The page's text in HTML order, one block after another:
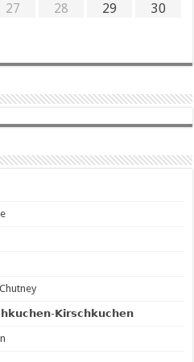
27 28 29
30
𝗞𝗶𝗿𝘀𝗰𝗵𝗸𝘂𝗰𝗵𝗲𝗻